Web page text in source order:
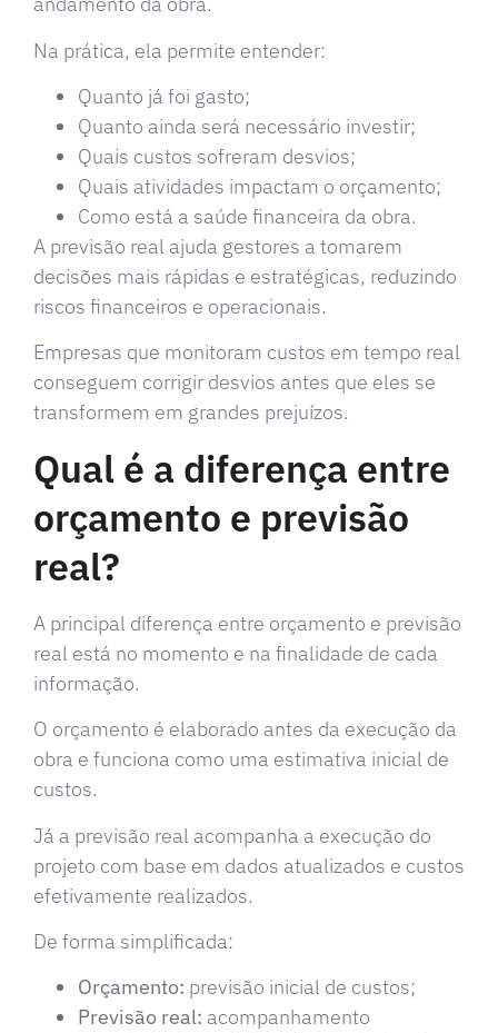
Na prática, ela permite entender:
Quanto já foi gasto;
Quanto ainda será necessário investir;
Quais custos sofreram desvios;
Quais atividades impactam o orçamento;
Como está a saúde financeira da obra.
A previsão real ajuda gestores a tomarem
decisões mais rápidas e estratégicas, reduzindo
riscos financeiros e operacionais.
Empresas que monitoram custos em tempo real
conseguem corrigir desvios antes que eles se
transformem em grandes prejuízos.
Qual é a diferença entre
orçamento e previsão
real?
A principal diferença entre orçamento e previsão
real está no momento e na finalidade de cada
informação.
O orçamento é elaborado antes da execução da
obra e funciona como uma estimativa inicial de
custos.
Já a previsão real acompanha a execução do
projeto com base em dados atualizados e custos
efetivamente realizados.
De forma simplificada:
Orçamento: previsão inicial de custos;
Previsão real: acompanhamento